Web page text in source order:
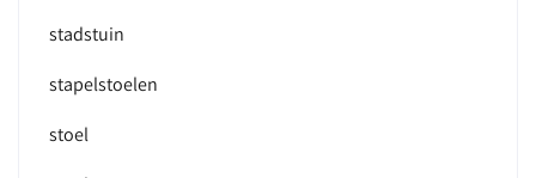
stadstuin
stapelstoelen
stoel